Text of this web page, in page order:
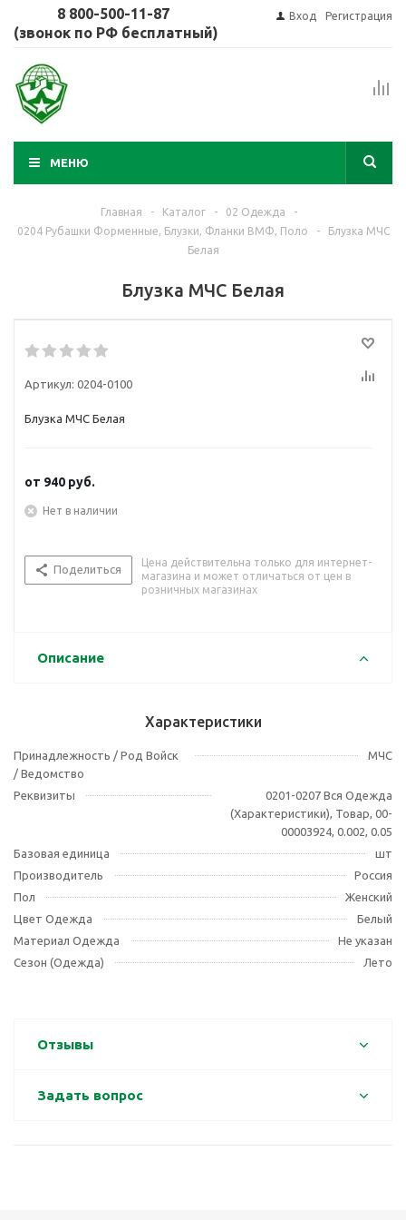
8 800-500-11-87
(звонок по РФ бесплатный)
Вход Регистрация
МЕНЮ
Главная - Каталог - 02 Одежда
-
0204 Рубашки Форменные, Блузки, Фланки ВМФ, Поло
-
Блузка МЧС
Белая
Блузка МЧС Белая
Артикул: 0204-0100
Блузка МЧС Белая
от 940 руб.
Нет в наличии
Поделиться
Цена действительна только для интернет-
магазина и может отличаться от цен в
розничных магазинах
Описание
Характеристики
Принадлежность / Род Войск
/ Ведомство
МЧС
Реквизиты
0201-0207 Вся Одежда
(Характеристики), Товар, 00-
00003924, 0.002, 0.05
Базовая единица
шт
Производитель
Россия
Пол
Женский
Цвет Одежда
Белый
Материал Одежда
Не указан
Сезон (Одежда)
Лето
Отзывы
Задать вопрос